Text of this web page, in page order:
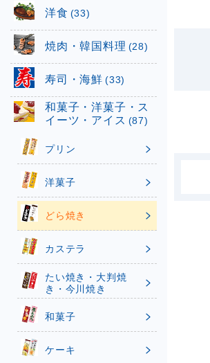
洋食 (33)
焼肉・韓国料理 (28)
寿司・海鮮 (33)
和菓子・洋菓子・ス
イーツ・アイス (87)
プリン
洋菓子
どら焼き
カステラ
たい焼き・大判焼
き・今川焼き
和菓子
ケーキ